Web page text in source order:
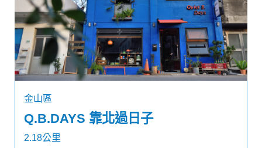
金山區
Q.B.DAYS 靠北過日子
2.18公里